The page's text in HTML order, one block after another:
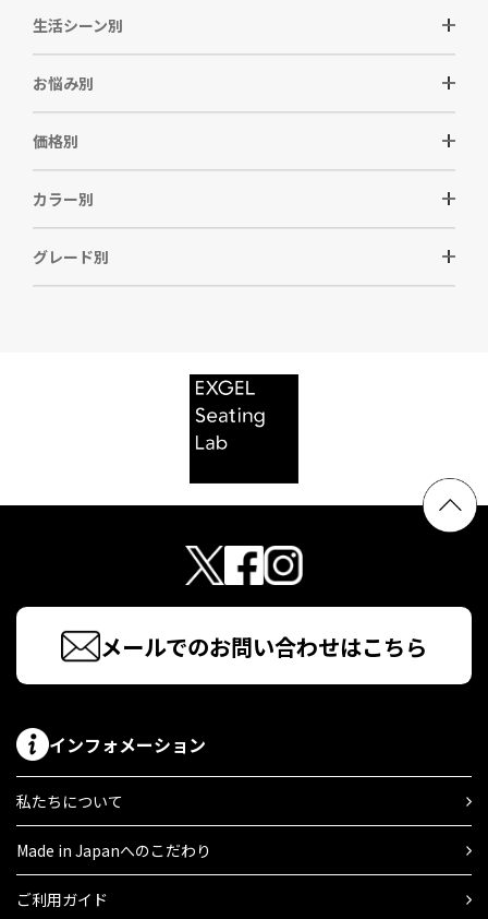
生活シーン別
お悩み別
価格別
カラー別
グレード別
メールでのお問い合わせはこちら
インフォメーション
私たちについて
Made in Japanへのこだわり
ご利用ガイド